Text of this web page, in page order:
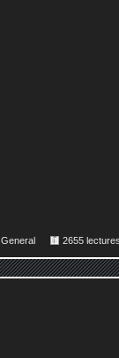
General 2655 lectures